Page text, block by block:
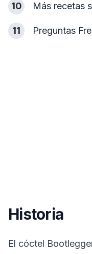
10 Más recetas
11 Preguntas
Historia
El cóctel